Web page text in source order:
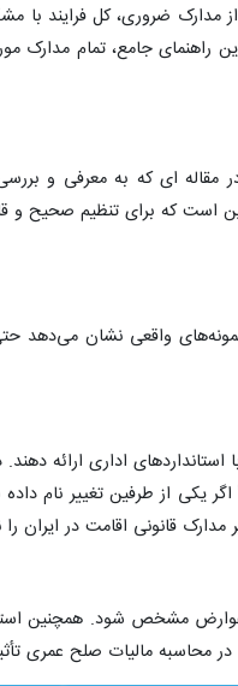
مدارک ضروری، کل فرایند
جامع، تمام مدارک
مقاله ای که به معرفی و
است که برای تنظیم صحیح و
نمونه‌های واقعی نشان
اداری ارائه
از طرفین تغییر نام داده
قانونی اقامت در ایران را
مشخص شود. همچنین
در محاسبه مالیات صلح عمری